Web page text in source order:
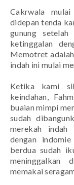
Cakrwala
didepan tenda
gunung
ketinggalan
Memotret
indah ini mulai
Ketika kami
keindahan,
buaian mimpi
sudah
merekah indah
dengan
berdua sudah
meninggalkan
memakai